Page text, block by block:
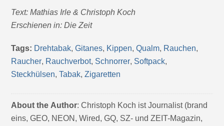
Text: Mathias Irle & Christoph Koch
Erschienen in: Die Zeit
Tags: Drehtabak,Gitanes, Kippen,Qualm, Rauchen,
Raucher, Rauchverbot, Schnorrer,Softpack,
Steckhülsen,Tabak,Zigaretten
About the Author: Christoph Koch ist Journalist (brand
eins, GEO, NEON, Wired, GQ, SZ- und ZEIT-Magazin,